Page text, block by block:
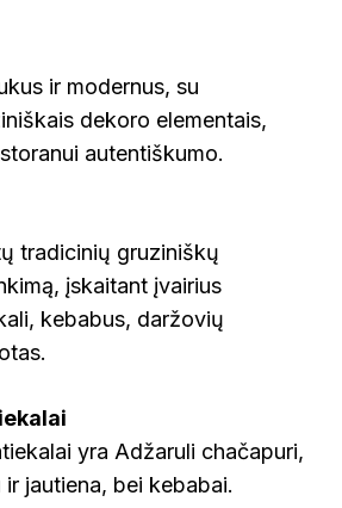
ir modernus, su
dekoro elementais,
autentiškumo.
tradicinių gruziniškų
įskaitant įvairius
kebabus, daržovių
yra Adžaruli chačapuri,
ir jautiena, bei kebabai.